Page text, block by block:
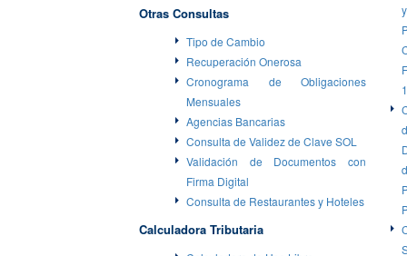
Otras Consultas
Tipo de Cambio
Recuperación Onerosa
Cronograma de Obligaciones
Mensuales
Agencias Bancarias
Consulta de Validez de Clave SOL
Validación de Documentos con
Firma Digital
Consulta de Restaurantes y Hoteles
Calculadora Tributaria
y